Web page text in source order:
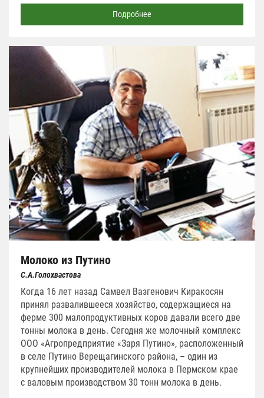
Подробнее
Молоко из Путино
С.А.Голохвастова
Когда 16 лет назад Самвел Вазгенович Киракосян
принял развалившееся хозяйство, содержащиеся на
ферме 300 малопродуктивных коров давали всего две
тонны молока в день. Сегодня же молочный комплекс
ООО «Агропредприятие «Заря Путино», расположенный
в селе Путино Верещагинского района, – один из
крупнейших производителей молока в Пермском крае
с валовым производством 30 тонн молока в день.